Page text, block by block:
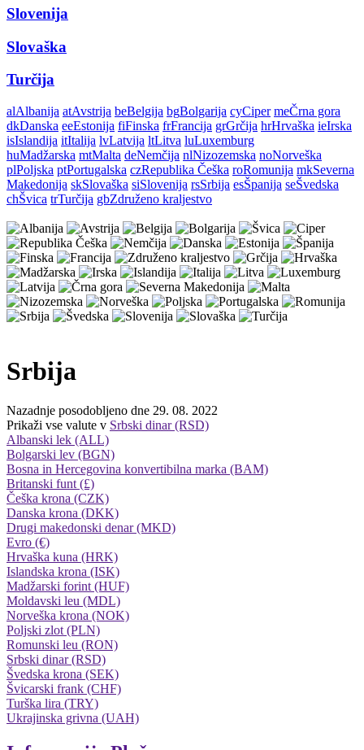
Slovenija
Slovaška
Turčija
alAlbanija atAvstrija beBelgija bgBolgarija cyCiper meČrna gora
dkDanska eeEstonija fiFinska frFrancija grGrčija hrHrvaška ieIrska
isIslandija itItalija lvLatvija ltLitva luLuxemburg
huMadžarska mtMalta deNemčija nlNizozemska noNorveška
plPoljska ptPortugalska czRepublika Češka roRomunija mkSeverna
Makedonija skSlovaška siSlovenija rsSrbija esŠpanija seŠvedska
chŠvica trTurčija gbZdruženo kraljestvo
Srbija
Nazadnje posodobljeno dne 29. 08. 2022
Prikaži vse valute v Srbski dinar (RSD)
Albanski lek (ALL)
Bolgarski lev (BGN)
Bosna in Hercegovina konvertibilna marka (BAM)
Britanski funt (£)
Češka krona (CZK)
Danska krona (DKK)
Drugi makedonski denar (MKD)
Evro (€)
Hrvaška kuna (HRK)
Islandska krona (ISK)
Madžarski forint (HUF)
Moldavski leu (MDL)
Norveška krona (NOK)
Poljski zlot (PLN)
Romunski leu (RON)
Srbski dinar (RSD)
Švedska krona (SEK)
Švicarski frank (CHF)
Turška lira (TRY)
Ukrajinska grivna (UAH)